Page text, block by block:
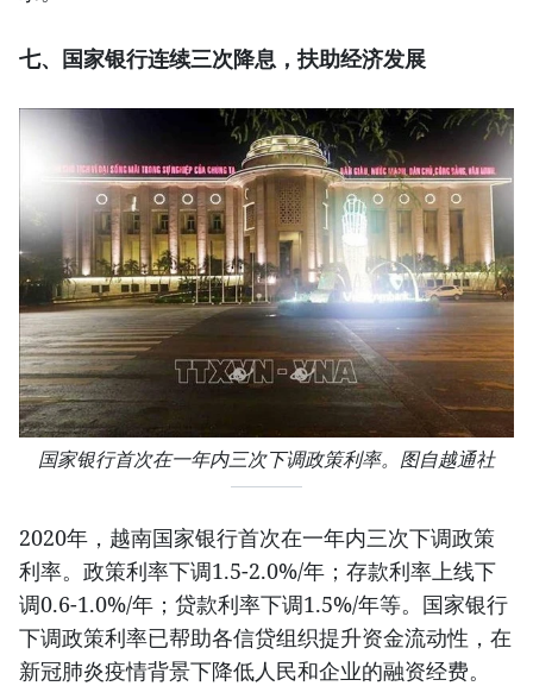
七、国家银行连续三次降息，扶助经济发展
国家银行首次在一年内三次下调政策利率。图自越通社
2020年，越南国家银行首次在一年内三次下调政策
利率。政策利率下调1.5-2.0%/年；存款利率上线下
调0.6-1.0%/年；贷款利率下调1.5%/年等。国家银行
下调政策利率已帮助各信贷组织提升资金流动性，在
新冠肺炎疫情背景下降低人民和企业的融资经费。